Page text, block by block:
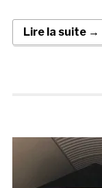
Lire la suite →